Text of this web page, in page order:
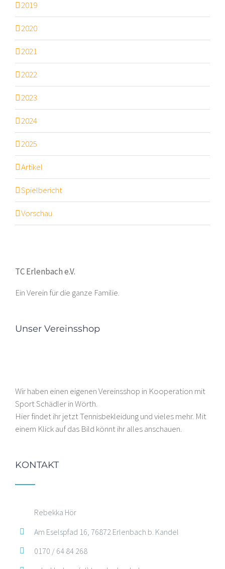
2019
2020
2021
2022
2023
2024
2025
Artikel
Spielbericht
Vorschau
TC Erlenbach e.V.
Ein Verein für die ganze Familie.
Unser Vereinsshop
Wir haben einen eigenen Vereinsshop in Kooperation mit
Sport Schädler in Wörth.
Hier findet ihr jetzt Tennisbekleidung und vieles mehr. Mit
einem Klick auf das Bild könnt ihr alles anschauen.
KONTAKT
Rebekka Hör
Am Eselspfad 16, 76872 Erlenbach b. Kandel
0170 / 64 84 268